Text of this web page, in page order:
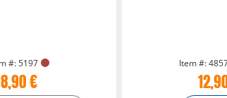
#: 5197
8,90 €
Item #: